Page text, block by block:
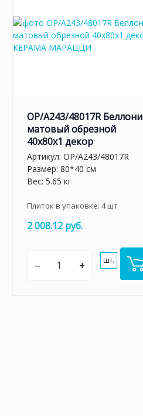
OP/A243/48017R Беллони
матовый обрезной
40x80x1 декор
Артикул: OP/A243/48017R
Размер: 80*40 см
Вес: 5.65 кг
Плиток в упаковке: 4шт
2 008.12 руб.
– + шт.